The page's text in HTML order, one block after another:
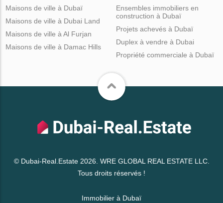
Maisons de ville à Dubaï
Maisons de ville à Dubai Land
Maisons de ville à Al Furjan
Maisons de ville à Damac Hills
Ensembles immobiliers en
construction à Dubaï
Projets achevés à Dubaï
Duplex à vendre à Dubai
Propriété commerciale à Dubaï
© Dubai-Real.Estate 2026. WRE GLOBAL REAL ESTATE LLC.
Tous droits réservés !
Immobilier à Dubaï